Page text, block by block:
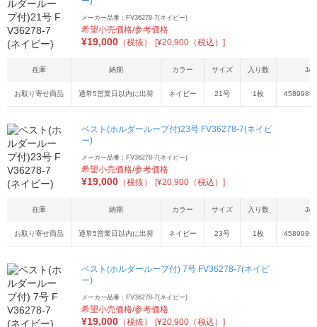
メーカー品番：FV36278-7(ネイビー)
希望小売価格/参考価格
¥19,000 （税抜） [¥20,900（税込）]
在庫 納期 カラー サイズ 入り数
お取り寄せ商品 通常5営業日以内に出荷 ネイビー 21号 1枚
ベスト(ホルダーループ付)23号 FV36278-7(ネイビ
ー)
メーカー品番：FV36278-7(ネイビー)
希望小売価格/参考価格
¥19,000 （税抜） [¥20,900（税込）]
在庫 納期 カラー サイズ 入り数
お取り寄せ商品 通常5営業日以内に出荷 ネイビー 23号 1枚
ベスト(ホルダーループ付) 7号 FV36278-7(ネイビ
ー)
メーカー品番：FV36278-7(ネイビー)
希望小売価格/参考価格
¥19,000 （税抜） [¥20,900（税込）]